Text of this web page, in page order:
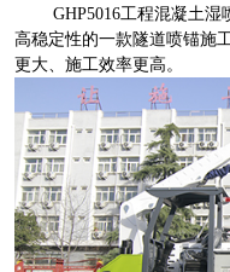
GHP5016工程混凝土
高稳定性的一款隧道喷锚施
更大、施工效率更高。